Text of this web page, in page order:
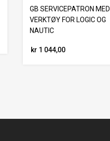
GB SERVICEPATRON MED
VERKTØY FOR LOGIC OG
NAUTIC
kr 1 044,00